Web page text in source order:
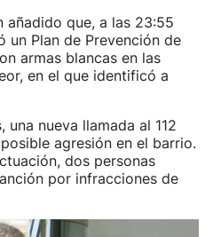
añadido que, a las 23:55
un Plan de Prevención de
armas blancas en las
en el que identificó a
una nueva llamada al 112
agresión en el barrio.
dos personas
por infracciones de